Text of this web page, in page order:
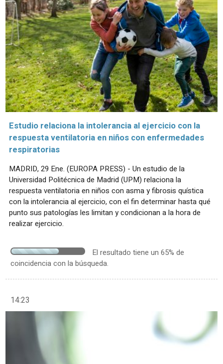
Estudio relaciona la intolerancia al ejercicio con la
respuesta ventilatoria en niños con enfermedades
respiratorias
MADRID, 29 Ene. (EUROPA PRESS) - Un estudio de la
Universidad Politécnica de Madrid (UPM) relaciona la
respuesta ventilatoria en niños con asma y fibrosis quística
con la intolerancia al ejercicio, con el fin determinar hasta qué
punto sus patologías les limitan y condicionan a la hora de
realizar ejercicio.
El resultado tiene un 65% de
coincidencia con la búsqueda.
14:23